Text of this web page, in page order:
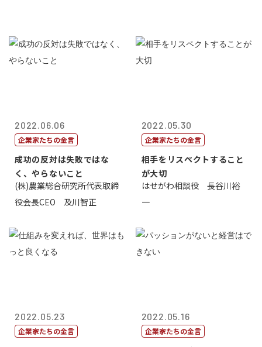
2022.06.06
企業家たちの金言
成功の反対は失敗ではな
く、やらないこと
(株)農業総合研究所代表取締
役会長CEO 及川智正
2022.05.30
企業家たちの金言
相手をリスペクトすること
が大切
はせがわ相談役 長谷川裕
一
2022.05.23
企業家たちの金言
2022.05.16
企業家たちの金言